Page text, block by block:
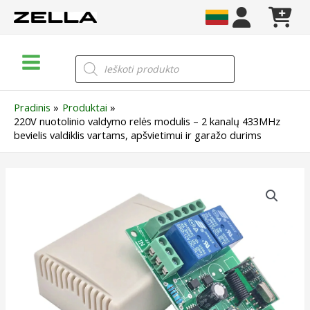
prie
Menu
Products
search
Pradinis
Produktai
220V nuotolinio valdymo relės modulis – 2 kanalų 433MHz
bevielis valdiklis vartams, apšvietimui ir garažo durims
valdymo
relės
modulis